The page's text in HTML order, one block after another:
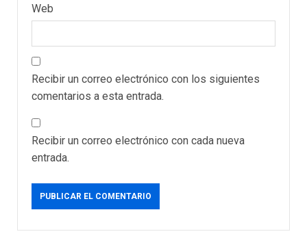
Web
Recibir un correo electrónico con los siguientes
comentarios a esta entrada.
Recibir un correo electrónico con cada nueva
entrada.
3
REGIONALES ÚLTIMA HORA
personas con la entrega de
lentes correctivos
4
La falta de agua pueden
problema de orden público